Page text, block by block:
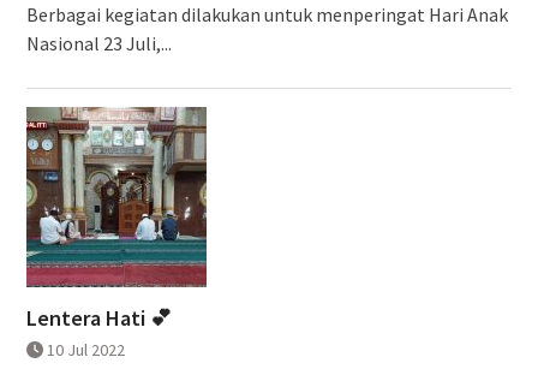
Berbagai kegiatan dilakukan untuk menperingat Hari Anak
Nasional 23 Juli,...
Lentera Hati 💕
10 Jul 2022